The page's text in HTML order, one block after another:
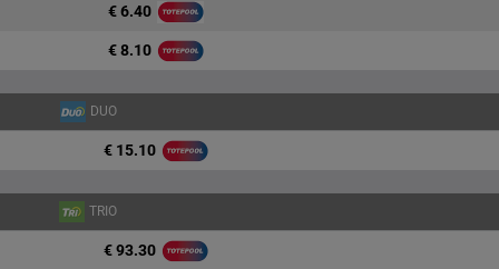
€ 6.40
€ 8.10
DUO
€ 15.10
TRIO
€ 93.30